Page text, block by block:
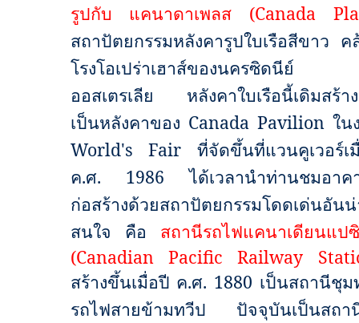
รูปกับ แคนาดาเพลส (Canada
สถาปัตยกรรมหลังคารูปใบเรือสีขาว ค
โรงโอเปร่าเฮาส์ของนครซิดนีย์
ออสเตรเลีย หลังคาใบเรือนี้เดิมสร้า
เป็นหลังคาของ Canada Pavilion ใน
World's Fair ที่จัดขึ้นที่แวนคูเวอร์เ
ค.ศ. 1986ได้เวลานำท่านชมอาค
ก่อสร้างด้วยสถาปัตยกรรมโดดเด่นอัน
สนใจ คือ สถานีรถไฟแคนาเดียนแป
(Canadian Pacific Railway
สร้างขึ้นเมื่อปี ค.ศ. 1880 เป็นสถานีชุม
รถไฟสายข้ามทวีป ปัจจุบันเป็นสถา